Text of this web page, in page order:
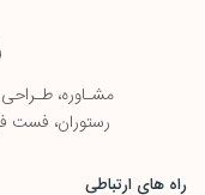
راه های ارتباطی
مشـاوره، طـ
رستوران، فست